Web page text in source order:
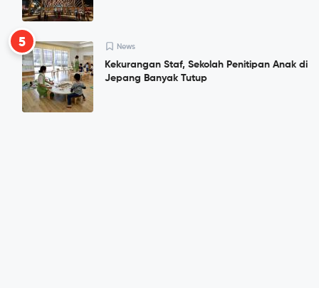
5 News
Kekurangan Staf, Sekolah Penitipan Anak di
Jepang Banyak Tutup